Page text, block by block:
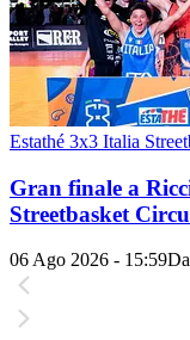
Estathé 3x3 Italia
Gran finale a
Streetbasket
06 Ago 2026 - 15:59